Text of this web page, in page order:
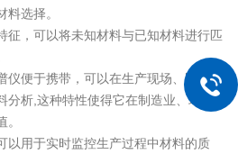
选择。
征，可以将未知材料与已知材料进行匹
仪便于携带，可以在生产现场、野外或
析,这种特性使得它在制造业、环境监
以用于实时监控生产过程中材料的质